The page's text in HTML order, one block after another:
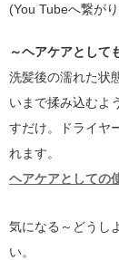
(You Tubeへ繋がり
～ヘアケアとして
洗髪後の濡れた状
いまで揉み込むよ
すだけ。ドライヤ
れます。
ヘアケアとしての
気になる～どうし
い。